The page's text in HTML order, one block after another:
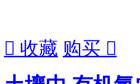
 收藏 购买 